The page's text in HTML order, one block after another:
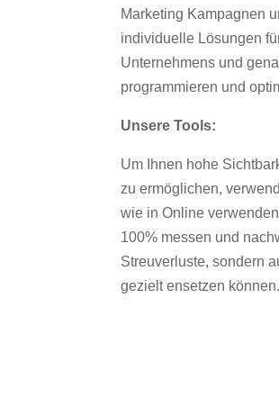
Marketing Kampagnen
individuelle Lösungen
Unternehmens und
programmieren und
Unsere Tools:
Um Ihnen hohe
zu ermöglichen,
wie in Online
100% messen und
Streuverluste, sondern
gezielt ensetzen können.